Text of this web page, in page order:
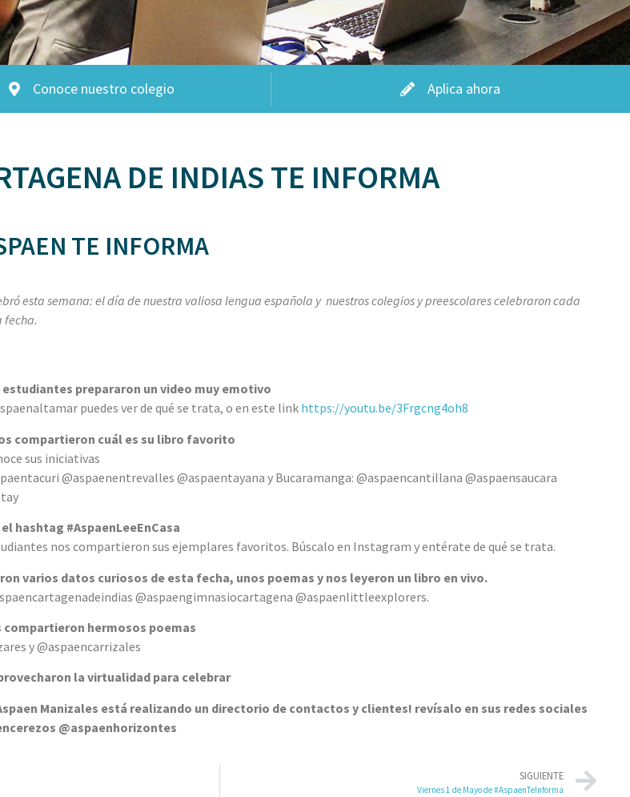
Conoce nuestro colegio Aplica ahora
DE INDIAS TE INFORMA
TE INFORMA
esta semana: el día de nuestra valiosa lengua española y nuestros colegios y preescolares celebraron cada
fecha.
prepararon un video muy emotivo
puedes ver de qué se trata, o en este link https://youtu.be/3Frgcng4oh8
compartieron cuál es su libro favorito
sus iniciativas
@aspaenentrevalles @aspaentayana y Bucaramanga: @aspaencantillana @aspaensaucara
hashtag #AspaenLeeEnCasa
nos compartieron sus ejemplares favoritos. Búscalo en Instagram y entérate de qué se trata.
varios datos curiosos de esta fecha, unos poemas y nos leyeron un libro en vivo.
@aspaengimnasiocartagena @aspaenlittleexplorers.
compartieron hermosos poemas
y @aspaencarrizales
la virtualidad para celebrar
Manizales está realizando un directorio de contactos y clientes! revísalo en sus redes sociales
@aspaenhorizontes
SIGUIENTE
Viernes 1 de Mayo de #AspaenTeInforma